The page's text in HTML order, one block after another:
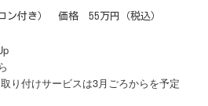
コン付き） 価格 55万円（税込）
り付けサービスは3月ごろからを予定